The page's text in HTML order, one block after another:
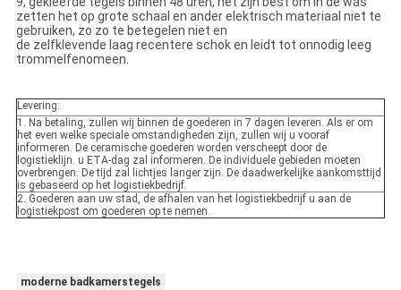
zetten het op grote schaal en ander elektrisch materiaal niet te
gebruiken, zo zo te betegelen niet en
de zelfklevende laag recentere schok en leidt tot onnodig leeg
trommelfenomeen.
Levering:
1. Na betaling, zullen wij binnen de goederen in 7 dagen leveren. Als er om
het even welke speciale omstandigheden zijn, zullen wij u vooraf
informeren. De ceramische goederen worden verscheept door de
logistieklijn. u ETA-dag zal informeren. De individuele gebieden moeten
overbrengen. De tijd zal lichtjes langer zijn. De daadwerkelijke aankomsttijd
is gebaseerd op het logistiekbedrijf.
2. Goederen aan uw stad, de afhalen van het logistiekbedrijf u aan de
logistiekpost om goederen op te nemen.
moderne badkamerstegels